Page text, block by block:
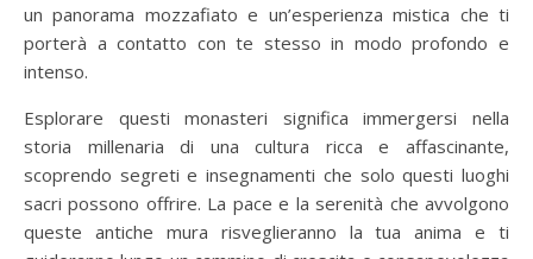
un panorama mozzafiato e un’esperienza mistica che ti
porterà a contatto con te stesso in modo profondo e
intenso.
Esplorare questi monasteri significa immergersi nella
storia millenaria di una cultura ricca e affascinante,
scoprendo segreti e insegnamenti che solo questi luoghi
sacri possono offrire. La pace e la serenità che avvolgono
queste antiche mura risveglieranno la tua anima e ti